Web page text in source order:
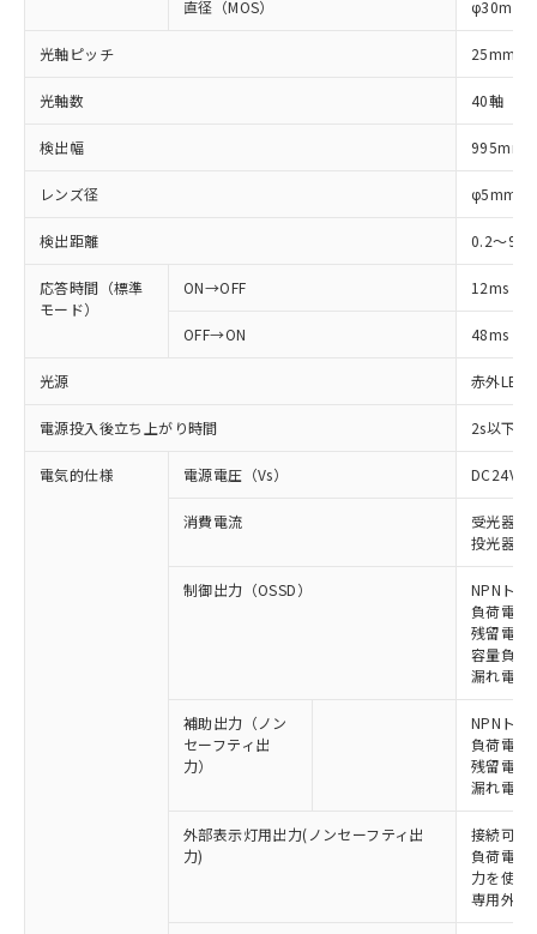
直径（MOS） φ30mm
光軸ピッチ 25mm
光軸数 40軸
検出幅 995mm
レンズ径 φ5mm
検出距離 0.2～9m
応答時間（標準
モード）
ON→OFF 12ms
OFF→ON 48ms
光源 赤外LED
電源投入後立ち上がり時間 2s以下(
電気的仕様 電源電圧（Vs）
消費電流
受光器:
投光器:
制御出力（OSSD）
NPNトラ
負荷電流
残留電圧
容量負荷
漏れ電流
補助出力（ノン
セーフティ出
力）
NPNトラ
負荷電流
残留電圧
漏れ電流
外部表示灯用出力(ノンセーフティ出
力)
接続可能
負荷電流
力を使用
専用外部